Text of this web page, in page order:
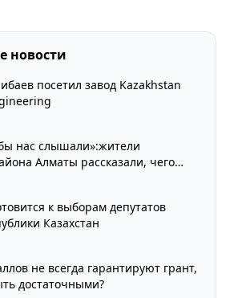
новости
посетил завод Kazakhstan
нас слышали»:жители
Алматы рассказали, чего
депутатов Курултая
к выборам депутатов
Казахстан
не всегда гарантируют грант,
достаточными?